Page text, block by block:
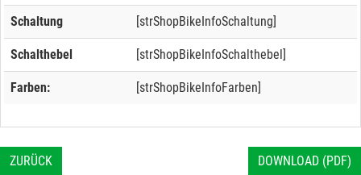
Schaltung [strShopBikeInfoSchaltung]
Schalthebel [strShopBikeInfoSchalthebel]
Farben: [strShopBikeInfoFarben]
ZURÜCK DOWNLOAD (PDF)